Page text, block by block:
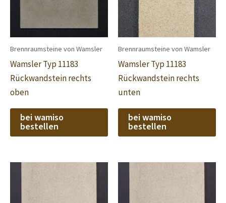
Brennraumsteine von Wamsler
Wamsler Typ 11183
Rückwandstein rechts
oben
bei wamiso
bestellen
Brennraumsteine von Wamsler
Wamsler Typ 11183
Rückwandstein rechts
unten
bei wamiso
bestellen